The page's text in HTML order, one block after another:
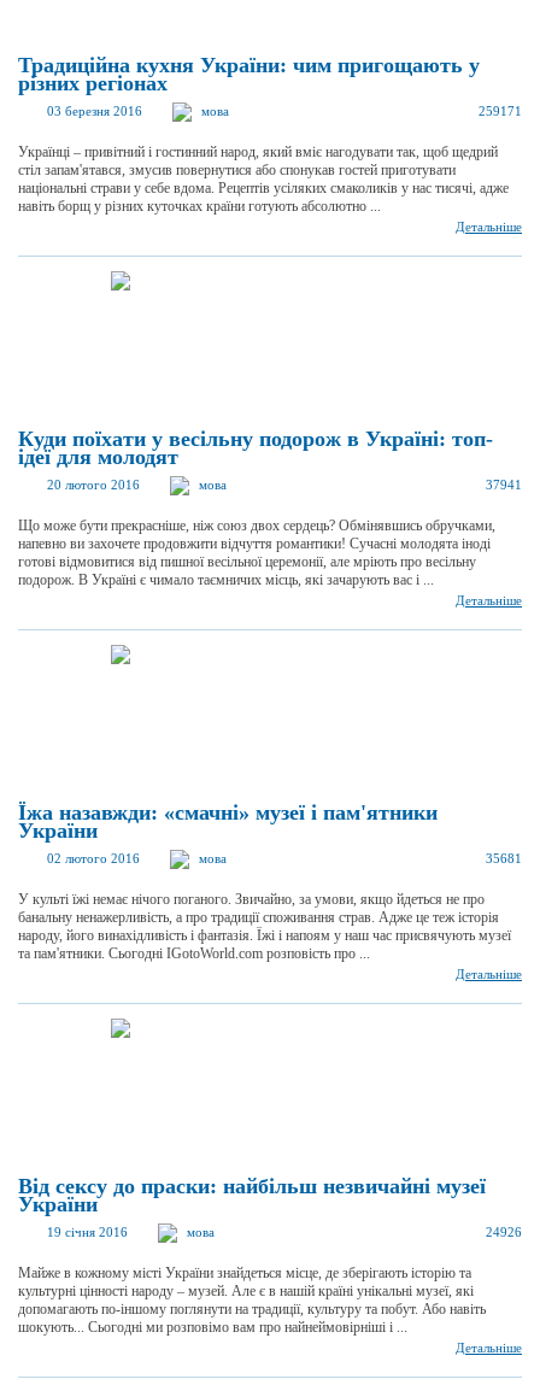
Традиційна кухня України: чим пригощають у
різних регіонах
03 березня 2016 мова 259171
Українці – привітний і гостинний народ, який вміє нагодувати так, щоб щедрий
стіл запам'ятався, змусив повернутися або спонукав гостей приготувати
національні страви у себе вдома. Рецептів усіляких смаколиків у нас тисячі, адже
навіть борщ у різних куточках країни готують абсолютно ...
Детальніше
Куди поїхати у весільну подорож в Україні: топ-
ідеї для молодят
20 лютого 2016 мова 37941
Що може бути прекрасніше, ніж союз двох сердець? Обмінявшись обручками,
напевно ви захочете продовжити відчуття романтики! Сучасні молодята іноді
готові відмовитися від пишної весільної церемонії, але мріють про весільну
подорож. В Україні є чимало таємничих місць, які зачарують вас і ...
Детальніше
Їжа назавжди: «смачні» музеї і пам'ятники
України
02 лютого 2016 мова 35681
У культі їжі немає нічого поганого. Звичайно, за умови, якщо йдеться не про
банальну ненажерливість, а про традиції споживання страв. Адже це теж історія
народу, його винахідливість і фантазія. Їжі і напоям у наш час присвячують музеї
та пам'ятники. Сьогодні IGotoWorld.com розповість про ...
Детальніше
Від сексу до праски: найбільш незвичайні музеї
України
19 січня 2016 мова 24926
Майже в кожному місті України знайдеться місце, де зберігають історію та
культурні цінності народу – музей. Але є в нашій країні унікальні музеї, які
допомагають по-іншому поглянути на традиції, культуру та побут. Або навіть
шокують... Сьогодні ми розповімо вам про найнеймовірніші і ...
Детальніше